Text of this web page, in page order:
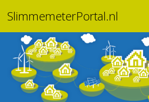
SlimmemeterPortal.nl